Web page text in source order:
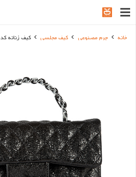
خانه چرم مصنوعی کیف مجلسی کیف زنانه کد 1349-1